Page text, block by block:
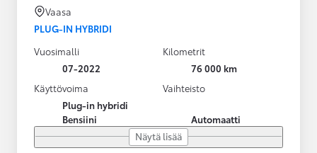
Vaasa
PLUG-IN HYBRIDI
Vuosimalli
07-2022
Kilometrit
76 000 km
Käyttövoima
Plug-in hybridi
Bensiini
Vaihteisto
Automaatti
Näytä lisää